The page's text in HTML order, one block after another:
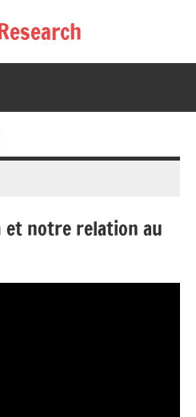
et notre relation au